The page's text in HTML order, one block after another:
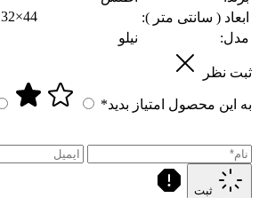
ابعاد ( سانتی متر ):
32×44
مدل:
نیلو
ثبت نظر
به این محصول امتیاز بدید*
ثبت